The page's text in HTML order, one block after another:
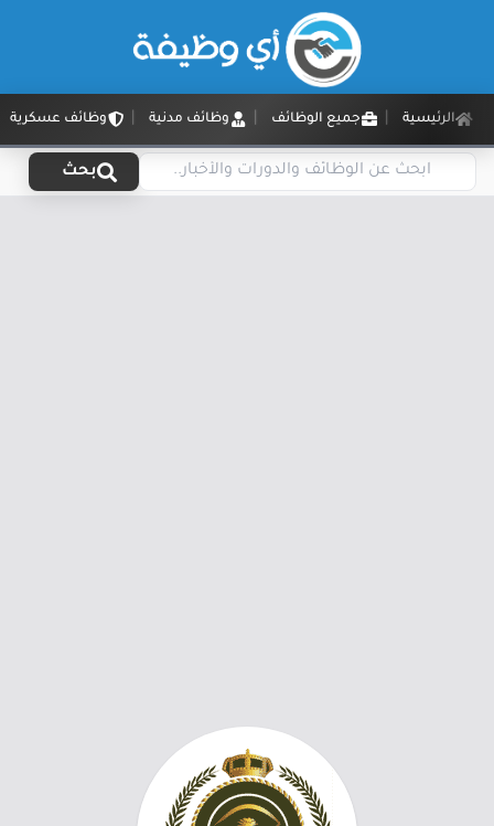
الرئيسية جميع الوظائف وظائف مدنية وظائف عسكرية
بحث